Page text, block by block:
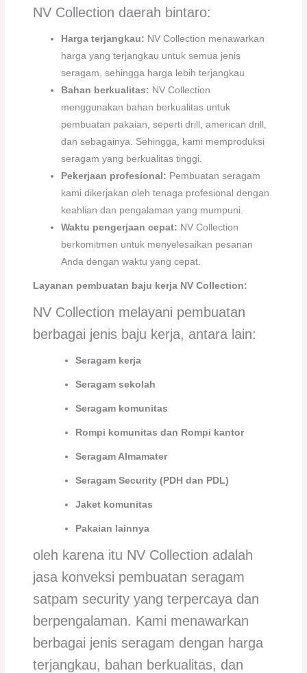
NV Collection daerah bintaro:
Harga terjangkau: NV Collection menawarkan
harga yang terjangkau untuk semua jenis
seragam, sehingga harga lebih terjangkau
Bahan berkualitas: NV Collection
menggunakan bahan berkualitas untuk
pembuatan pakaian, seperti drill, american drill,
dan sebagainya. Sehingga, kami memproduksi
seragam yang berkualitas tinggi.
Pekerjaan profesional: Pembuatan seragam
kami dikerjakan oleh tenaga profesional dengan
keahlian dan pengalaman yang mumpuni.
Waktu pengerjaan cepat: NV Collection
berkomitmen untuk menyelesaikan pesanan
Anda dengan waktu yang cepat.
Layanan pembuatan baju kerja NV Collection:
NV Collection melayani pembuatan
berbagai jenis baju kerja, antara lain:
Seragam kerja
Seragam sekolah
Seragam komunitas
Rompi komunitas dan Rompi kantor
Seragam Almamater
Seragam Security (PDH dan PDL)
Jaket komunitas
Pakaian lainnya
oleh karena itu NV Collection adalah
jasa konveksi pembuatan seragam
satpam security yang terpercaya dan
berpengalaman. Kami menawarkan
berbagai jenis seragam dengan harga
terjangkau, bahan berkualitas, dan